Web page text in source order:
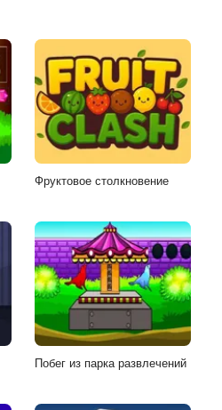
Фруктовое столкновение
Побег из парка развлечений